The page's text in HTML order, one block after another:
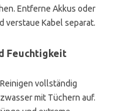
Entferne Akkus oder
verstaue Kabel separat.
Feuchtigkeit
vollständig
mit Tüchern auf.